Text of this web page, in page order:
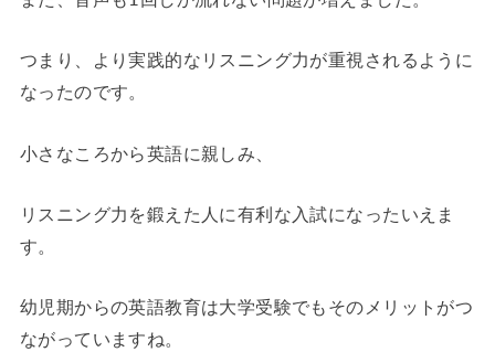
つまり、より実践的なリスニング力が重視されるように
なったのです。
小さなころから英語に親しみ、
リスニング力を鍛えた人に有利な入試になったいえま
す。
幼児期からの英語教育は大学受験でもそのメリットがつ
ながっていますね。